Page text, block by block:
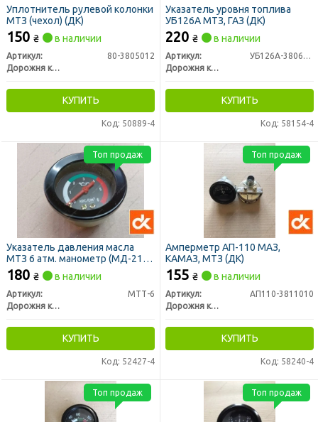
Уплотнитель рулевой колонки
МТЗ (чехол) (ДК)
150 ₴ в наличии
Артикул:
80-3805012
Дорожня карта
КУПИТЬ
Код: 50889-4
Указатель уровня топлива
УБ126А МТЗ, ГАЗ (ДК)
220 ₴ в наличии
Артикул:
УБ126А-3806010
Дорожня карта
КУПИТЬ
Код: 58154-4
Указатель давления масла
МТЗ 6 атм. манометр (МД-219)
(ДК)
180 ₴ в наличии
Артикул:
МТТ-6
Дорожня карта
КУПИТЬ
Код: 52427-4
Топ продаж
Амперметр АП-110 МАЗ,
КАМАЗ, МТЗ (ДК)
155 ₴ в наличии
Артикул:
АП110-3811010
Дорожня карта
КУПИТЬ
Код: 58240-4
Топ продаж
Топ продаж Топ продаж